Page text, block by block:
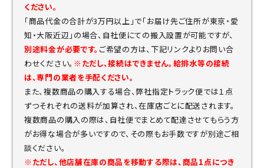
ください。
「商品代金の合計が3万円以上」で「お届け先ご住所が東京・愛
知・大阪近辺」の場合、自社便にての搬入設置が可能ですが、
別途料金が必要です。 ご希望の方は、下記リンクよりお問い合
わせください。 ※ただし、接続はできません。給排水等の接続
は、専門の業者を手配ください。
また、複数商品の購入する場合、弊社指定トラック便では１点
ずつそれぞれの送料が加算され、在庫店ごとに配送されます。
複数商品の購入の際は、自社便でまとめて配達させてもらう方
がお得な場合が多いですので、その際もお手数ですが別途ご相
談ください。
※ただし、他店舗在庫の商品を移動する際は、商品1点につき